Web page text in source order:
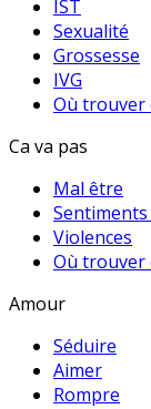
IST
Sexualité
Grossesse
IVG
Où trouver
Ca va pas
Mal être
Violences
Où trouver
Amour
Séduire
Aimer
Rompre